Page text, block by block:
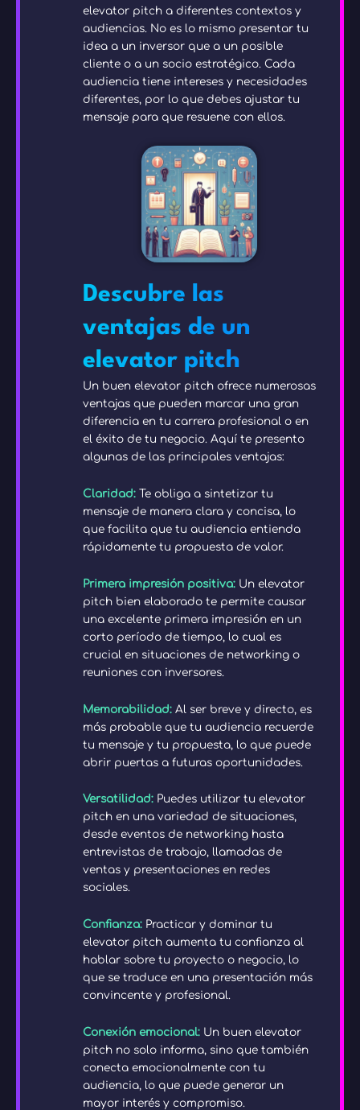
elevator pitch a diferentes contextos y
audiencias. No es lo mismo presentar tu
idea a un inversor que a un posible
cliente o a un socio estratégico. Cada
audiencia tiene intereses y necesidades
diferentes, por lo que debes ajustar tu
mensaje para que resuene con ellos.
Descubre las
ventajas de un
elevator pitch
Un buen elevator pitch ofrece numerosas
ventajas que pueden marcar una gran
diferencia en tu carrera profesional o en
el éxito de tu negocio. Aquí te presento
algunas de las principales ventajas:
Claridad: Te obliga a sintetizar tu
mensaje de manera clara y concisa, lo
que facilita que tu audiencia entienda
rápidamente tu propuesta de valor.
Primera impresión positiva: Un elevator
pitch bien elaborado te permite causar
una excelente primera impresión en un
corto período de tiempo, lo cual es
crucial en situaciones de networking o
reuniones con inversores.
Memorabilidad: Al ser breve y directo, es
más probable que tu audiencia recuerde
tu mensaje y tu propuesta, lo que puede
abrir puertas a futuras oportunidades.
Versatilidad: Puedes utilizar tu elevator
pitch en una variedad de situaciones,
desde eventos de networking hasta
entrevistas de trabajo, llamadas de
ventas y presentaciones en redes
sociales.
Confianza: Practicar y dominar tu
elevator pitch aumenta tu confianza al
hablar sobre tu proyecto o negocio, lo
que se traduce en una presentación más
convincente y profesional.
Conexión emocional: Un buen elevator
pitch no solo informa, sino que también
conecta emocionalmente con tu
audiencia, lo que puede generar un
mayor interés y compromiso.